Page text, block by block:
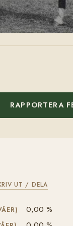
RAPPORTERA
UT / DELA
0,00 %